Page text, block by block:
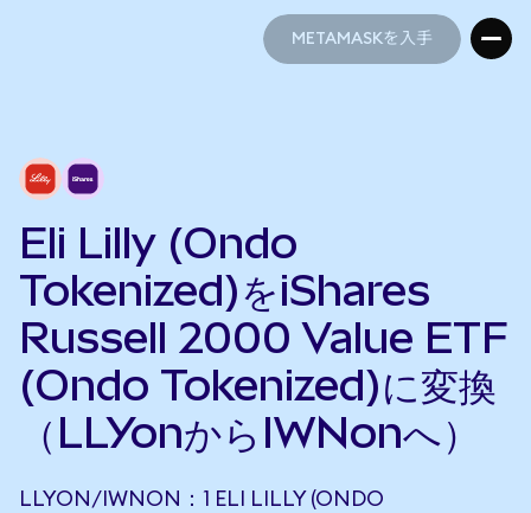
METAMASKを入手
Eli Lilly (Ondo
Tokenized)をiShares
Russell 2000 Value ETF
(Ondo Tokenized)に変換
（LLYonからIWNonへ）
LLYON/IWNON：1 ELI LILLY (ONDO